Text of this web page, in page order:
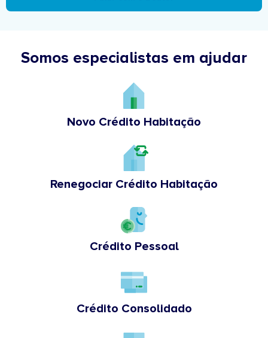
Somos especialistas em ajudar
Novo Crédito Habitação
Renegociar Crédito Habitação
Crédito Pessoal
Crédito Consolidado